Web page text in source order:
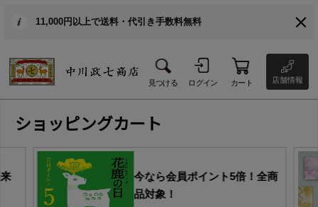
11,000円以上で送料・代引き手数料無料
見つける ログイン カート 店舗情報
ショッピングカート
今なら会員ポイント5倍！全商
品対象！